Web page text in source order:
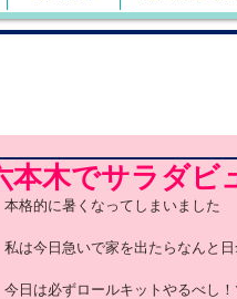
本木でサラダビ
本格的に暑くなってしまいました
私は今日急いで家を出たらなんと
今日は必ずロールキットやるべし！